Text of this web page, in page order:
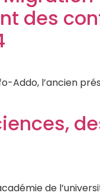
des
Addo, l’ancien
de